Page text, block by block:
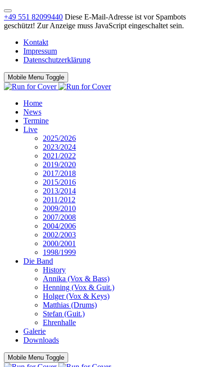
+49 551 82099440 Diese E-Mail-Adresse ist vor Spambots
geschützt! Zur Anzeige muss JavaScript eingeschaltet sein.
Kontakt
Impressum
Datenschutzerklärung
Mobile Menu Toggle
Home
News
Termine
Live
2025/2026
2023/2024
2021/2022
2019/2020
2017/2018
2015/2016
2013/2014
2011/2012
2009/2010
2007/2008
2004/2006
2002/2003
2000/2001
1998/1999
Die Band
History
Annika (Vox & Bass)
Henning (Vox & Guit.)
Holger (Vox & Keys)
Matthias (Drums)
Stefan (Guit.)
Ehrenhalle
Galerie
Downloads
Mobile Menu Toggle